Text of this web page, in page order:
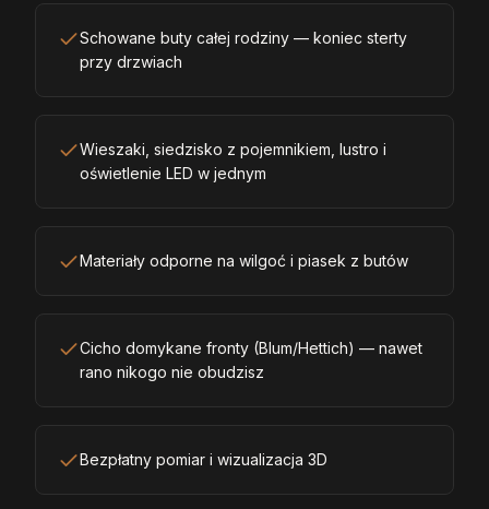
Schowane buty całej rodziny — koniec sterty
przy drzwiach
Wieszaki, siedzisko z pojemnikiem, lustro i
oświetlenie LED w jednym
Materiały odporne na wilgoć i piasek z butów
Cicho domykane fronty (Blum/Hettich) — nawet
rano nikogo nie obudzisz
Bezpłatny pomiar i wizualizacja 3D